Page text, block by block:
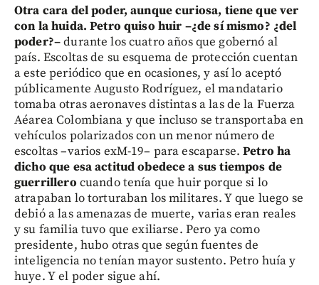
Otra cara del poder, aunque curiosa, tiene que ver
con la huida. Petro quiso huir –¿de sí mismo? ¿del
poder?–durante los cuatro años que gobernó al
país. Escoltas de su esquema de protección cuentan
a este periódico que en ocasiones, y así lo aceptó
públicamente Augusto Rodríguez, el mandatario
tomaba otras aeronaves distintas a las de la Fuerza
Aéarea Colombiana y que incluso se transportaba en
vehículos polarizados con un menor número de
escoltas –varios exM-19– para escaparse.Petro ha
dicho que esa actitud obedece a sus tiempos de
guerrillero cuando tenía que huir porque si lo
atrapaban lo torturaban los militares. Y que luego se
debió a las amenazas de muerte, varias eran reales
y su familia tuvo que exiliarse. Pero ya como
presidente, hubo otras que según fuentes de
inteligencia no tenían mayor sustento. Petro huía y
huye. Y el poder sigue ahí.